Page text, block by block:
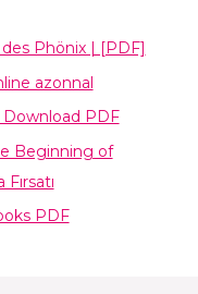
Phönix | [PDF]
azonnal
PDF
Beginning of
PDF